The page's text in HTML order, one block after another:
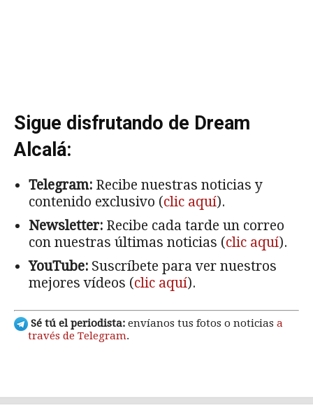
Sigue disfrutando de Dream
Alcalá:
Telegram: Recibe nuestras noticias y
contenido exclusivo (clic aquí).
Newsletter: Recibe cada tarde un correo
con nuestras últimas noticias (clic aquí).
YouTube: Suscríbete para ver nuestros
mejores vídeos (clic aquí).
Sé tú el periodista: envíanos tus fotos o noticias a
través de Telegram.